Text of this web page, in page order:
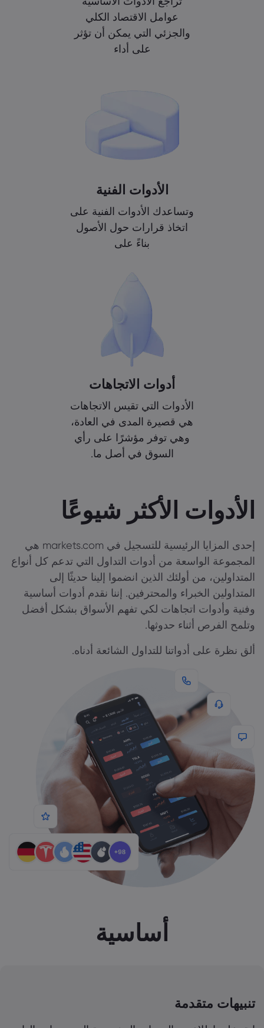
عوامل الاقتصاد الكلي
والجزئي التي يمكن أن تؤثر
على أداء
الأدوات الفنية
وتساعدك الأدوات الفنية على
اتخاذ قرارات حول الأصول
بناءً على
أدوات الاتجاهات
الأدوات التي تقيس الاتجاهات
هي قصيرة المدى في العادة،
وهي توفر مؤشرًا على رأي
السوق في أصل ما.
الأدوات الأكثر شيوعًا
إحدى المزايا الرئيسية للتسجيل في markets.com هي
المجموعة الواسعة من أدوات التداول التي تدعم كل أنواع
المتداولين، من أولئك الذين انضموا إلينا حديثًا إلى
المتداولين الخبراء والمحترفين. إننا نقدم أدوات أساسية
وفنية وأدوات اتجاهات لكي تفهم الأسواق بشكل أفضل
وتلمح الفرص أثناء حدوثها.
ألق نظرة على أدواتنا للتداول الشائعة أدناه.
أساسية
تنبيهات متقدمة